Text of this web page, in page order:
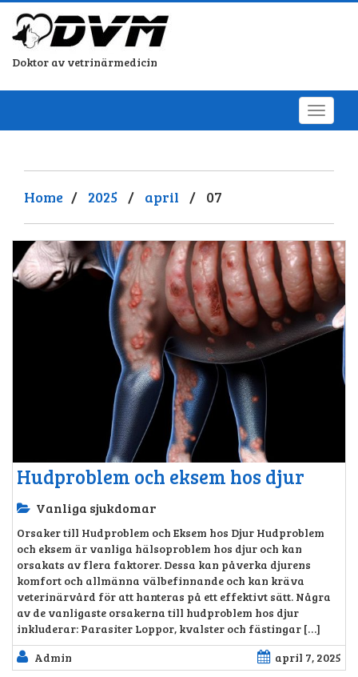
Doktor av vetrinärmedicin
Home / 2025 / april / 07
Hudproblem och eksem hos djur
Vanliga sjukdomar
Orsaker till Hudproblem och Eksem hos Djur Hudproblem
och eksem är vanliga hälsoproblem hos djur och kan
orsakats av flera faktorer. Dessa kan påverka djurens
komfort och allmänna välbefinnande och kan kräva
veterinärvård för att hanteras på ett effektivt sätt. Några
av de vanligaste orsakerna till hudproblem hos djur
inkluderar: Parasiter Loppor, kvalster och fästingar […]
Admin
april 7, 2025